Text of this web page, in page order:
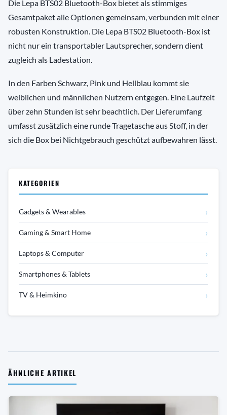
Die Lepa BTS02 Bluetooth-Box bietet als stimmiges
Gesamtpaket alle Optionen gemeinsam, verbunden mit einer
robusten Konstruktion. Die Lepa BTS02 Bluetooth-Box ist
nicht nur ein transportabler Lautsprecher, sondern dient
zugleich als Ladestation.
In den Farben Schwarz, Pink und Hellblau kommt sie
weiblichen und männlichen Nutzern entgegen. Eine Laufzeit
über zehn Stunden ist sehr beachtlich. Der Lieferumfang
umfasst zusätzlich eine runde Tragetasche aus Stoff, in der
sich die Box bei Nichtgebrauch geschützt aufbewahren lässt.
KATEGORIEN
Gadgets & Wearables ›
Gaming & Smart Home ›
Laptops & Computer ›
Smartphones & Tablets ›
TV & Heimkino ›
ÄHNLICHE ARTIKEL